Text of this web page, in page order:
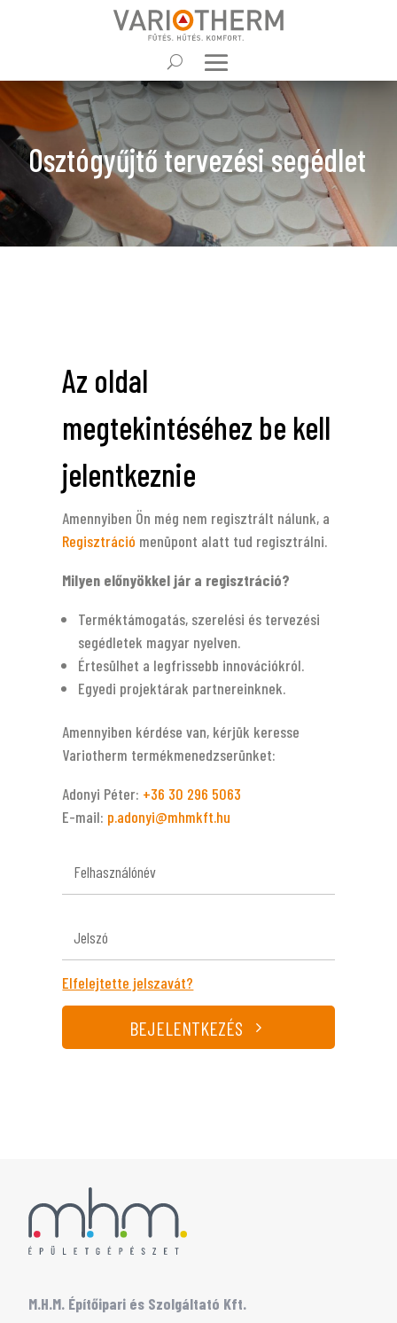
Osztógyűjtő tervezési segédlet
Az oldal
megtekintéséhez be kell
jelentkeznie
Amennyiben Ön még nem regisztrált nálunk, a
Regisztráció menüpont alatt tud regisztrálni.
Milyen előnyökkel jár a regisztráció?
Terméktámogatás, szerelési és tervezési
segédletek magyar nyelven.
Értesülhet a legfrissebb innovációkról.
Egyedi projektárak partnereinknek.
Amennyiben kérdése van, kérjük keresse
Variotherm termékmenedzserünket:
Adonyi Péter: ‭+36 30 296 5063‬
E-mail: p.adonyi@mhmkft.hu
Elfelejtette jelszavát?
BEJELENTKEZÉS
M.H.M. Építőipari és Szolgáltató Kft.